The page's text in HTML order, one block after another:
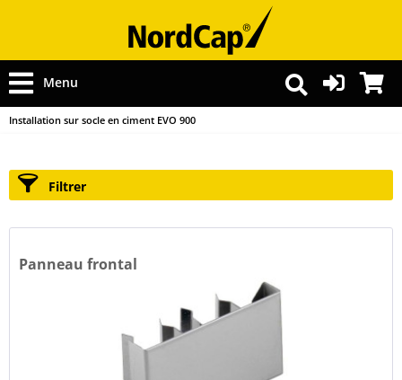
Menu
Installation sur socle en ciment EVO 900
Filtrer
Panneau frontal